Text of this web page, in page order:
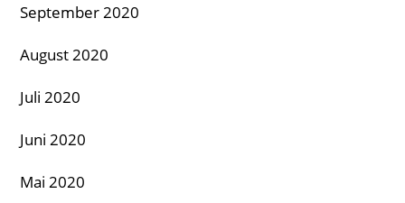
September 2020
August 2020
Juli 2020
Juni 2020
Mai 2020